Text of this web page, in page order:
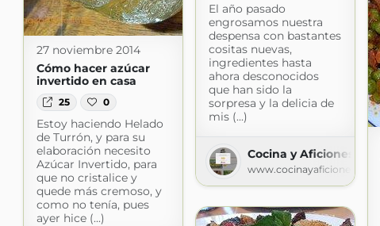
El año pasado
engrosamos nuestra
despensa con bastantes
cositas nuevas,
ingredientes hasta
ahora desconocidos
que han sido la
sorpresa y la delicia de
mis (...)
Cocina y Aficiones
www.cocinayaficiones.com
27 noviembre 2014
Cómo hacer azúcar
invertido en casa
25 0
Estoy haciendo Helado
de Turrón, y para su
elaboración necesito
Azúcar Invertido, para
que no cristalice y
quede más cremoso, y
como no tenía, pues
ayer hice (...)